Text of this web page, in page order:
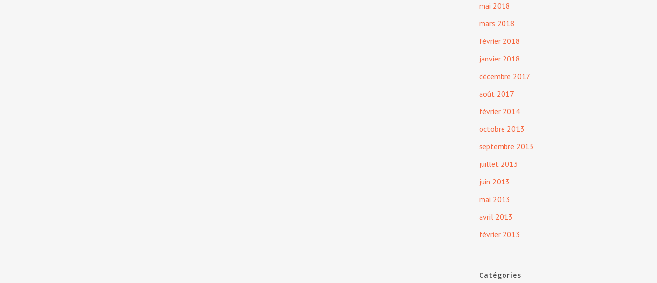
mai 2018
mars 2018
février 2018
janvier 2018
décembre 2017
août 2017
février 2014
octobre 2013
septembre 2013
juillet 2013
juin 2013
mai 2013
avril 2013
février 2013
Catégories